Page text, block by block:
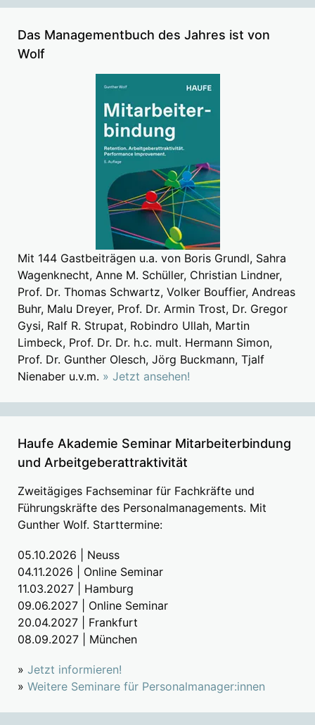
Das Managementbuch des Jahres ist von
Wolf
Mit 144 Gastbeiträgen u.a. von Boris Grundl, Sahra
Wagenknecht, Anne M. Schüller, Christian Lindner,
Prof. Dr. Thomas Schwartz, Volker Bouffier, Andreas
Buhr, Malu Dreyer, Prof. Dr. Armin Trost, Dr. Gregor
Gysi, Ralf R. Strupat, Robindro Ullah, Martin
Limbeck, Prof. Dr. Dr. h.c. mult. Hermann Simon,
Prof. Dr. Gunther Olesch, Jörg Buckmann, Tjalf
Nienaber u.v.m. » Jetzt ansehen!
Haufe Akademie Seminar Mitarbeiterbindung
und Arbeitgeberattraktivität
Zweitägiges Fachseminar für Fachkräfte und
Führungskräfte des Personalmanagements. Mit
Gunther Wolf. Starttermine:
05.10.2026 | Neuss
04.11.2026 | Online Seminar
11.03.2027 | Hamburg
09.06.2027 | Online Seminar
20.04.2027 | Frankfurt
08.09.2027 | München
» Jetzt informieren!
» Weitere Seminare für Personalmanager:innen